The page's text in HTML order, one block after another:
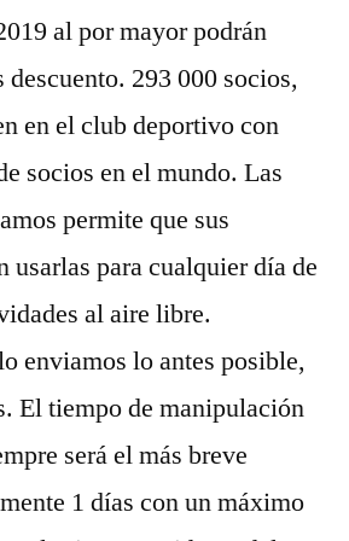
al por mayor podrán
293 000 socios,
en el club deportivo con
socios en el mundo. Las
permite que sus
usarlas para cualquier día de
al aire libre.
enviamos lo antes posible,
El tiempo de manipulación
será el más breve
1 días con un máximo